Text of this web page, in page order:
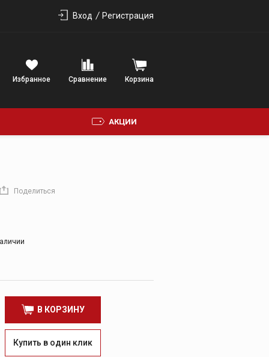
Вход Регистрация
Избранное Сравнение Корзина
АКЦИИ
Поделиться
В КОРЗИНУ
Купить в один клик